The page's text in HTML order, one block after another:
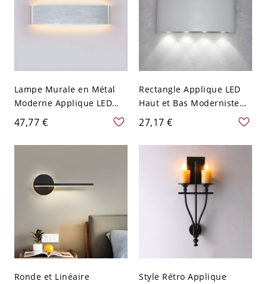
Lampe Murale en Métal
Moderne Applique LED
Rectangulaire à Abat-Jour
en Acrylique
47,77 €
Rectangle Applique LED
Haut et Bas Moderniste
en Métal Lampe Murale
pour Couloir
27,17 €
Ronde et Linéaire
Style Rétro Applique